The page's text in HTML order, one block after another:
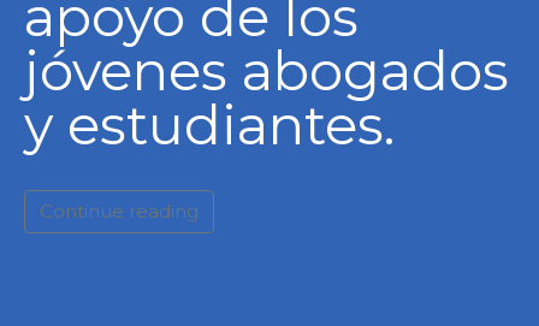
apoyo de los
jóvenes abogados
y estudiantes.
Continue reading